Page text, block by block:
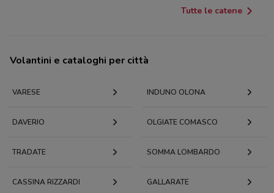
Tutte le catene
Volantini e cataloghi per città
VARESE INDUNO OLONA
DAVERIO OLGIATE COMASCO
TRADATE SOMMA LOMBARDO
CASSINA RIZZARDI GALLARATE